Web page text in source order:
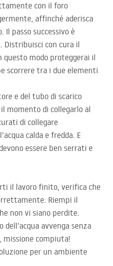
con il foro
affinché aderisca
Il passo successivo è
Distribuisci con cura il
questo modo proteggerai il
scorrere tra i due elementi
e del tubo di scarico
momento di collegarlo al
di collegare
calda e fredda. E
essere ben serrati e
il lavoro finito, verifica che
Riempi il
non vi siano perdite.
dell’acqua avvenga senza
compiuta!
per un ambiente